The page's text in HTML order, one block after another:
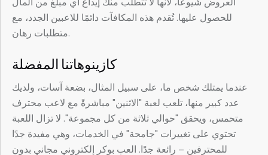
للحصول عليها. تُقدم هذه المكافآت دائمًا للاعبين الجدد، مع
متطلبات رهان.
كازينوهاتنا المفضلة
عندما يمتلك شخص ما، على سبيل المثال، بضعة آسات، ولديك
عدد كبير منها، تلعب لعبة "الاثنين" مباشرةً مع لاعب محترف
متحمس، ويحقق "حوالي ثلاثة من كل مجموعة". لا تزال اللعبة
تحتوي على تغييرات "جامحة" في الخدمات، وهي مفيدة جدًا
للمحترفين – رائعة جدًا. العب بوكر إلكتروني مجاني بدون